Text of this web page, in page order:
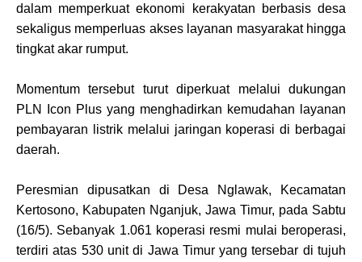
dalam memperkuat ekonomi kerakyatan berbasis desa
sekaligus memperluas akses layanan masyarakat hingga
tingkat akar rumput.
Momentum tersebut turut diperkuat melalui dukungan
PLN Icon Plus yang menghadirkan kemudahan layanan
pembayaran listrik melalui jaringan koperasi di berbagai
daerah.
Peresmian dipusatkan di Desa Nglawak, Kecamatan
Kertosono, Kabupaten Nganjuk, Jawa Timur, pada Sabtu
(16/5). Sebanyak 1.061 koperasi resmi mulai beroperasi,
terdiri atas 530 unit di Jawa Timur yang tersebar di tujuh